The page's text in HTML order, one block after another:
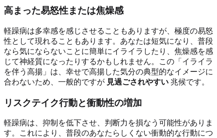
高まった易怒性または焦燥感
軽躁病は多幸感を感じさせることもありますが、極度の易怒
性として現れることもあります。あなたは短気になり、普段
なら気にならないことに簡単にイライラしたり、焦燥感を感
じて神経質になったりするかもしれません。この「イライラ
を伴う高揚」は、幸せで高揚した気分の典型的なイメージに
合わないため、一般的ですが 見過ごされやすい 兆候です。
リスクテイク行動と衝動性の増加
軽躁病は、抑制を低下させ、判断力を損なう可能性がありま
す。これにより、普段のあなたらしくない衝動的な行動につ